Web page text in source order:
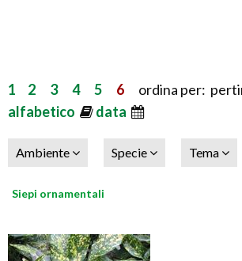
1 2 3 4 5 6 ordina per:
alfabetico
data
Ambiente Specie Tema
Siepi ornamentali